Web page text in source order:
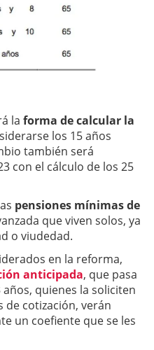
la forma de calcular la
los 15 años
también será
con el cálculo de los 25
pensiones mínimas de
que viven solos, ya
o viudedad.
en la reforma,
anticipada, que pasa
quienes la soliciten
de cotización, verán
un coefiente que se les